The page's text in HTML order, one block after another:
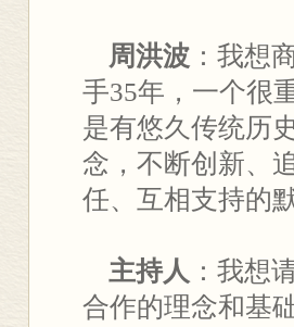
周洪波 ：我想
手35年，一个很
是有悠久传统历
念，不断创新、
任、互相支持的
主持人 ：我想
合作的理念和基